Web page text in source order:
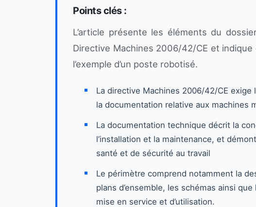
Points clés :
L’article présente les éléments du
Directive Machines 2006/42/CE et
l’exemple d’un poste robotisé.
La directive Machines 2006/42/CE exige
la documentation relative aux machines
La documentation technique décrit la
l’installation et la maintenance, et
santé et de sécurité au travail
Le périmètre comprend notamment la
plans d’ensemble, les schémas ainsi
mise en service et d’utilisation.